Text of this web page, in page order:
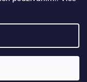
Všechna práva